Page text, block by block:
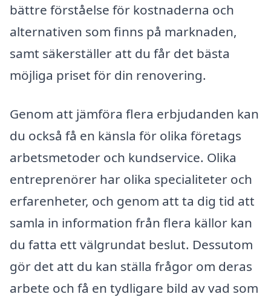
bättre förståelse för kostnaderna och
alternativen som finns på marknaden,
samt säkerställer att du får det bästa
möjliga priset för din renovering.
Genom att jämföra flera erbjudanden kan
du också få en känsla för olika företags
arbetsmetoder och kundservice. Olika
entreprenörer har olika specialiteter och
erfarenheter, och genom att ta dig tid att
samla in information från flera källor kan
du fatta ett välgrundat beslut. Dessutom
gör det att du kan ställa frågor om deras
arbete och få en tydligare bild av vad som